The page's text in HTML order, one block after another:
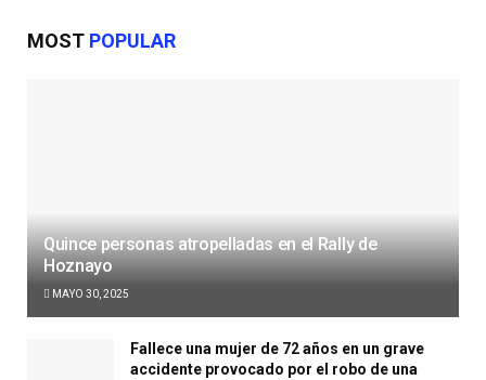
MOST POPULAR
Quince personas atropelladas en el Rally de
Hoznayo
MAYO 30, 2025
Fallece una mujer de 72 años en un grave
accidente provocado por el robo de una